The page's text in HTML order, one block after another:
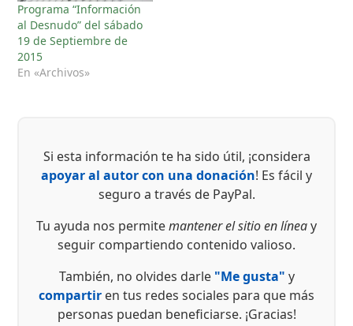
Programa “Información
al Desnudo” del sábado
19 de Septiembre de
2015
En «Archivos»
Si esta información te ha sido útil, ¡considera
apoyar al autor con una donación! Es fácil y
seguro a través de PayPal.
Tu ayuda nos permitemantener el sitio en líneay
seguir compartiendo contenido valioso.
También, no olvides darle "Me gusta" y
compartir en tus redes sociales para que más
personas puedan beneficiarse. ¡Gracias!